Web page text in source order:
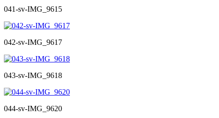
041-sv-IMG_9615
042-sv-IMG_9617
043-sv-IMG_9618
044-sv-IMG_9620